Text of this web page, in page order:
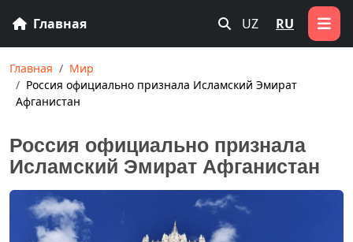
Главная UZ RU
Главная
Мир
Россия официально признала Исламский Эмират
Афганистан
Россия официально признала
Исламский Эмират Афганистан